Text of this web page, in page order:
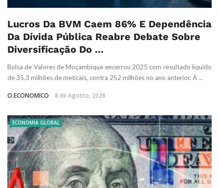
Lucros Da BVM Caem 86% E Dependência
Da Dívida Pública Reabre Debate Sobre
Diversificação Do ...
Bolsa de Valores de Moçambique encerrou 2025 com resultado líquido
de 35,3 milhões de meticais, contra 252 milhões no ano anterior. A ...
O.ECONOMICO 8 de Agosto, 2026
ECONOMIA GLOBAL